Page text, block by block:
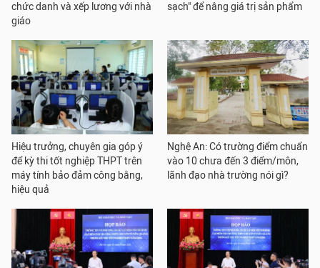
chức danh và xếp lương với nhà
giáo
sạch" để nâng giá trị sản phẩm
Hiệu trưởng, chuyên gia góp ý
để kỳ thi tốt nghiệp THPT trên
máy tính bảo đảm công bằng,
hiệu quả
Nghệ An: Có trường điểm chuẩn
vào 10 chưa đến 3 điểm/môn,
lãnh đạo nhà trường nói gì?